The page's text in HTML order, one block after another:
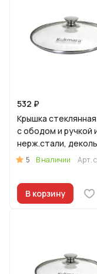
532 ₽
Крышка
с ободом и ручкой
нерж.стали,
5 В наличии Арт.
В корзину